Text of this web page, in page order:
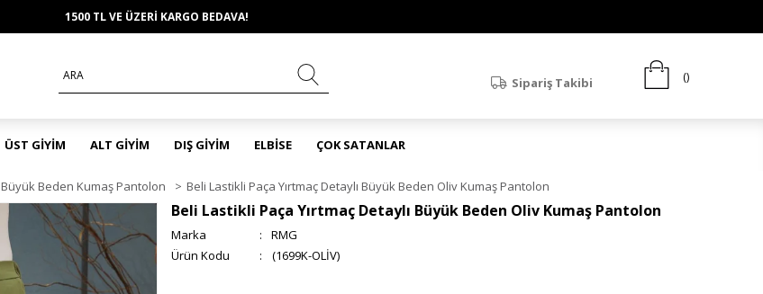
1500 TL VE ÜZERİ KARGO BEDAVA!
Sipariş Takibi
ÜST GİYİM ALT GİYİM DIŞ GİYİM ELBİSE ÇOK SATANLAR
Büyük Beden Kumaş Pantolon > Beli Lastikli Paça Yırtmaç Detaylı Büyük Beden Oliv Kumaş Pantolon
Beli Lastikli Paça Yırtmaç Detaylı Büyük Beden Oliv Kumaş Pantolon
Marka :
RMG
(1699K-OLİV)